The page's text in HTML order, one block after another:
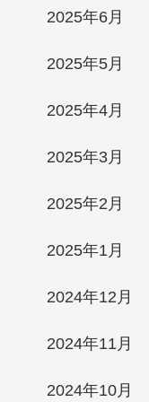
2025年6月
2025年5月
2025年4月
2025年3月
2025年2月
2025年1月
2024年12月
2024年11月
2024年10月